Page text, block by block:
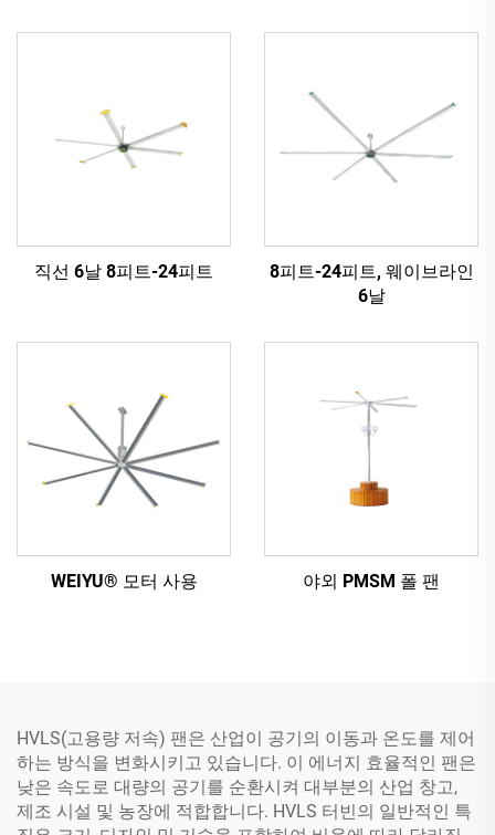
직선 6날 8피트-24피트
8피트-24피트, 웨이브라인
6날
WEIYU® 모터 사용 야외 PMSM 폴 팬
HVLS(고용량 저속) 팬은 산업이 공기의 이동과 온도를 제어
하는 방식을 변화시키고 있습니다. 이 에너지 효율적인 팬은
낮은 속도로 대량의 공기를 순환시켜 대부분의 산업 창고,
제조 시설 및 농장에 적합합니다. HVLS 터빈의 일반적인 특